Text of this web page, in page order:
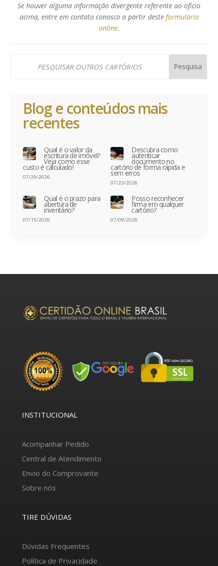
Se houver alguma informação divergente referente ao ofício
acima, entre em contato conosco a partir deste formulário
online.
Blog e conteúdos mais
recentes
Qual é o valor da
escritura de imóvel?
Veja como esse
custo é calculado!
07/29/2026
Descubra como
autenticar
documento no
cartório de forma rápida e
sem erros
07/23/2026
Qual é o prazo para
abertura de
inventário?
07/15/2026
Posso reconhecer
firma em qualquer
cartório?
07/09/2026
INSTITUCIONAL
Acompanhar Pedido
Central de Atendimento
Envio do Comprovante
Sobre nós
TIRE DÚVIDAS
Dúvidas Frequentes
Política de Privacidade